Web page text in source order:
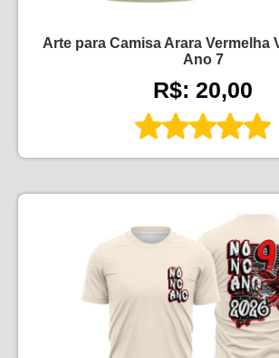
Arte para Camisa Arara Vermelha
Ano 7
R$: 20,00